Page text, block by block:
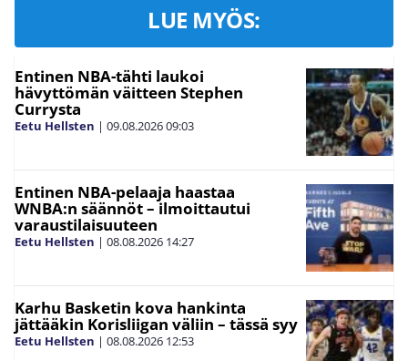
LUE MYÖS:
Entinen NBA-tähti laukoi
hävyttömän väitteen Stephen
Currysta
Eetu Hellsten | 09.08.202609:03
Entinen NBA-pelaaja haastaa
WNBA:n säännöt – ilmoittautui
varaustilaisuuteen
Eetu Hellsten | 08.08.2026 14:27
Karhu Basketin kova hankinta
jättääkin Korisliigan väliin – tässä syy
Eetu Hellsten | 08.08.2026 12:53